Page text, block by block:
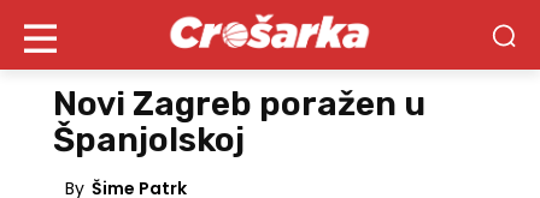
Novi Zagreb poražen u
Španjolskoj
By Šime Patrk